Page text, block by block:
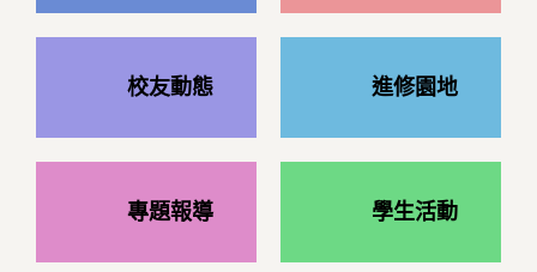
校友動態 進修園地
專題報導 學生活動